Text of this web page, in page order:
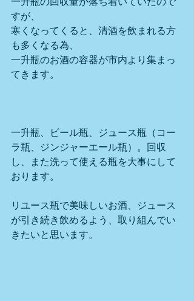
すが、
寒くなってくると、清酒を飲まれる方
も多くなる為、
一升瓶のお酒の容器が市内より集まっ
てきます。
一升瓶、ビール瓶、ジュース瓶（コー
ラ瓶、ジンジャーエール瓶）。回収
し、また洗って使える瓶を大事にして
おります。
リユース瓶で美味しいお酒、ジュース
が引き続き飲めるよう、取り組んでい
きたいと思います。